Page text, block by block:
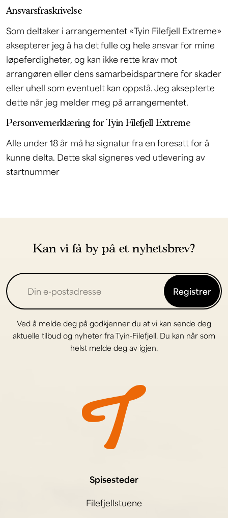
Ansvarsfraskrivelse
Som deltaker i arrangementet «Tyin Filefjell Extreme»
aksepterer jeg å ha det fulle og hele ansvar for mine
løpeferdigheter, og kan ikke rette krav mot
arrangøren eller dens samarbeidspartnere for skader
eller uhell som eventuelt kan oppstå. Jeg aksepterte
dette når jeg melder meg på arrangementet.
Personvernerklæring for Tyin Filefjell Extreme
Alle under 18 år må ha signatur fra en foresatt for å
kunne delta. Dette skal signeres ved utlevering av
startnummer
Kan vi få by på et nyhetsbrev?
Registrer
Ved å melde deg på godkjenner du at vi kan sende deg
aktuelle tilbud og nyheter fra Tyin-Filefjell. Du kan når som
helst melde deg av igjen.
Spisesteder
Filefjellstuene